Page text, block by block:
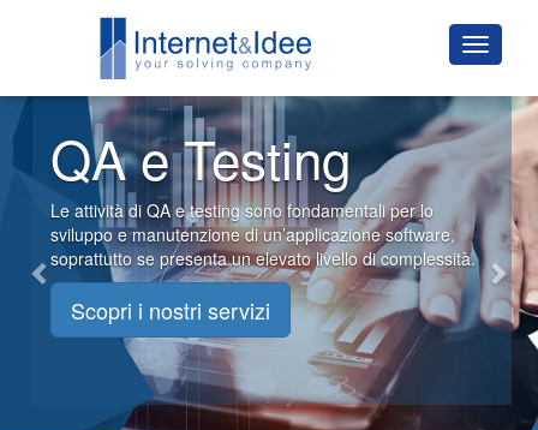
QA e Testing
Le attività di QA e testing sono fondamentali per lo
sviluppo e manutenzione di un’applicazione software,
soprattutto se presenta un elevato livello di complessità.
Scopri i nostri servizi
Previous